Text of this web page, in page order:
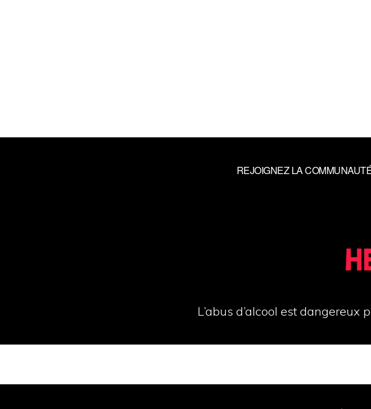
REJOIGNEZ LA
L’abus d’alcool est